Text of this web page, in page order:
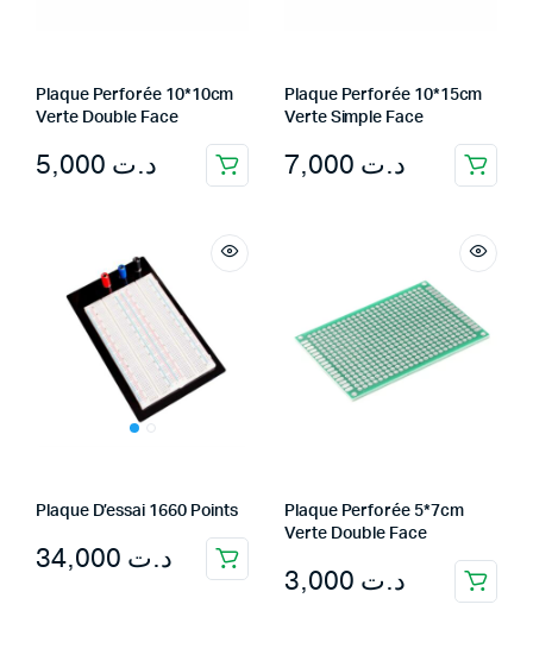
Plaque Perforée 10*10cm
Verte Double Face
د.ت
Plaque Perforée 10*15cm
Verte Simple Face
د.ت
Plaque D’essai 1660 Points
د.ت
Plaque Perforée 5*7cm
Verte Double Face
د.ت